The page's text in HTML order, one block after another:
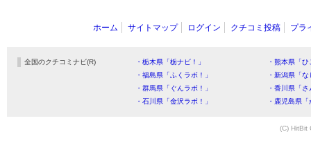
ホーム サイトマップ ログイン クチコミ投稿 プラ
全国のクチコミナビ(R) ・栃木県「栃ナビ！」
・熊本県「
・福島県「ふくラボ！」
・新潟県「
・群馬県「ぐんラボ！」
・香川県「
・石川県「金沢ラボ！」
・鹿児島県
(C) HitBit